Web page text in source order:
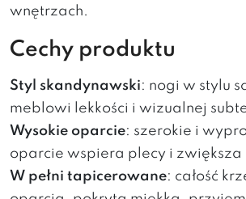
wnętrzach.
Cechy produktu
Styl skandynawski: nogi w stylu
meblowi lekkości i wizualnej
Wysokie oparcie: szerokie i
oparcie wspiera plecy i zwiększa
W pełni tapicerowane: całość